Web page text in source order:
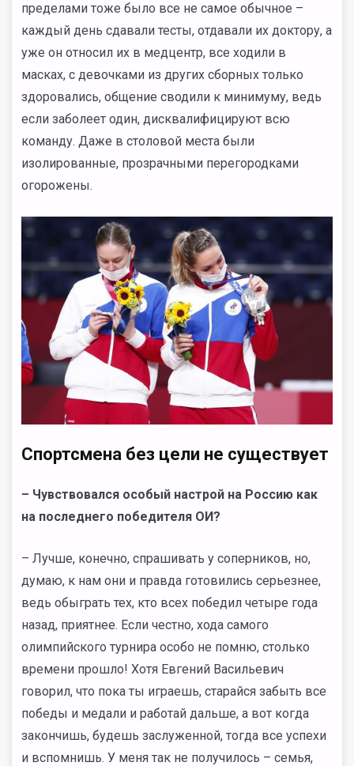
пределами тоже было все не самое обычное –
каждый день сдавали тесты, отдавали их доктору, а
уже он относил их в медцентр, все ходили в
масках, с девочками из других сборных только
здоровались, общение сводили к минимуму, ведь
если заболеет один, дисквалифицируют всю
команду. Даже в столовой места были
изолированные, прозрачными перегородками
огорожены.
Спортсмена без цели не существует
– Чувствовался особый настрой на Россию как
на последнего победителя ОИ?
– Лучше, конечно, спрашивать у соперников, но,
думаю, к нам они и правда готовились серьезнее,
ведь обыграть тех, кто всех победил четыре года
назад, приятнее. Если честно, хода самого
олимпийского турнира особо не помню, столько
времени прошло! Хотя Евгений Васильевич
говорил, что пока ты играешь, старайся забыть все
победы и медали и работай дальше, а вот когда
закончишь, будешь заслуженной, тогда все успехи
и вспомнишь. У меня так не получилось – семья,